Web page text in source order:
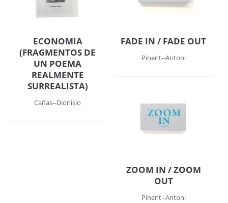
ECONOMIA
(FRAGMENTOS DE
UN POEMA
REALMENTE
SURREALISTA)
Cañas--Dionisio
FADE IN / FADE OUT
Pinent--Antoni
ZOOM IN / ZOOM
OUT
Pinent--Antoni